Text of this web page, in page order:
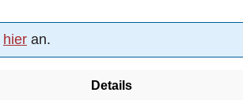
hier an.
Details